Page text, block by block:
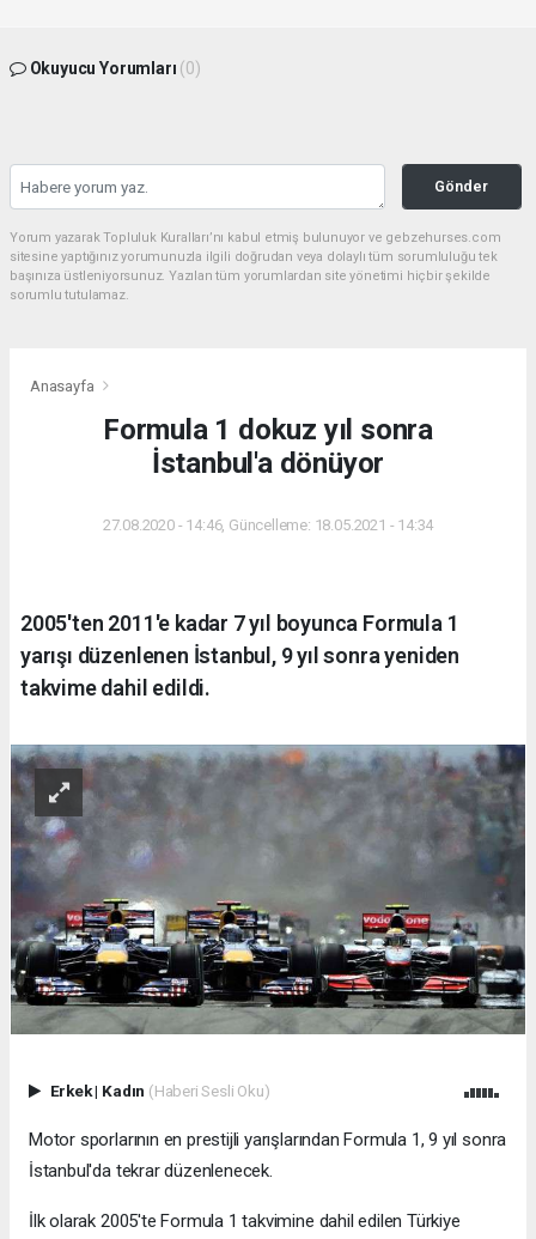
Okuyucu Yorumları (0)
Gönder
Yorum yazarak Topluluk Kuralları’nı kabul etmiş bulunuyor ve gebzehurses.com
sitesine yaptığınız yorumunuzla ilgili doğrudan veya dolaylı tüm sorumluluğu tek
başınıza üstleniyorsunuz. Yazılan tüm yorumlardan site yönetimi hiçbir şekilde
sorumlu tutulamaz.
Anasayfa
Formula 1 dokuz yıl sonra
İstanbul'a dönüyor
27.08.2020 - 14:46, Güncelleme: 18.05.2021 - 14:34
2005'ten 2011'e kadar 7 yıl boyunca Formula 1
yarışı düzenlenen İstanbul, 9 yıl sonra yeniden
takvime dahil edildi.
Erkek| Kadın (Haberi Sesli Oku)
Motor sporlarının en prestijli yarışlarından Formula 1, 9 yıl sonra
İstanbul'da tekrar düzenlenecek.
İlk olarak 2005'te Formula 1 takvimine dahil edilen Türkiye